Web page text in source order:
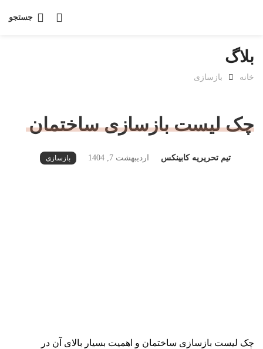
جستجو
بلاگ
خانه بازسازی
چک لیست بازسازی ساختمان
تیم تحریریه کابینکس اردیبهشت 7, 1404 بازسازی
چک لیست بازسازی ساختمان و اهمیت بسیار بالای آن در